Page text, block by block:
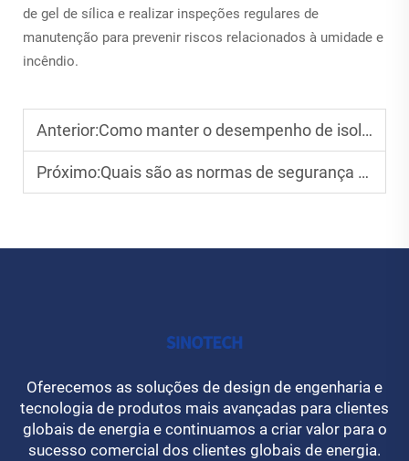
de gel de sílica e realizar inspeções regulares de
manutenção para prevenir riscos relacionados à umidade e
incêndio.
Anterior:Como manter o desempenho de isolamento de disjuntores SF6?
Próximo:Quais são as normas de segurança para casas elétricas em projetos de energia?
Oferecemos as soluções de design de engenharia e
tecnologia de produtos mais avançadas para clientes
globais de energia e continuamos a criar valor para o
sucesso comercial dos clientes globais de energia.